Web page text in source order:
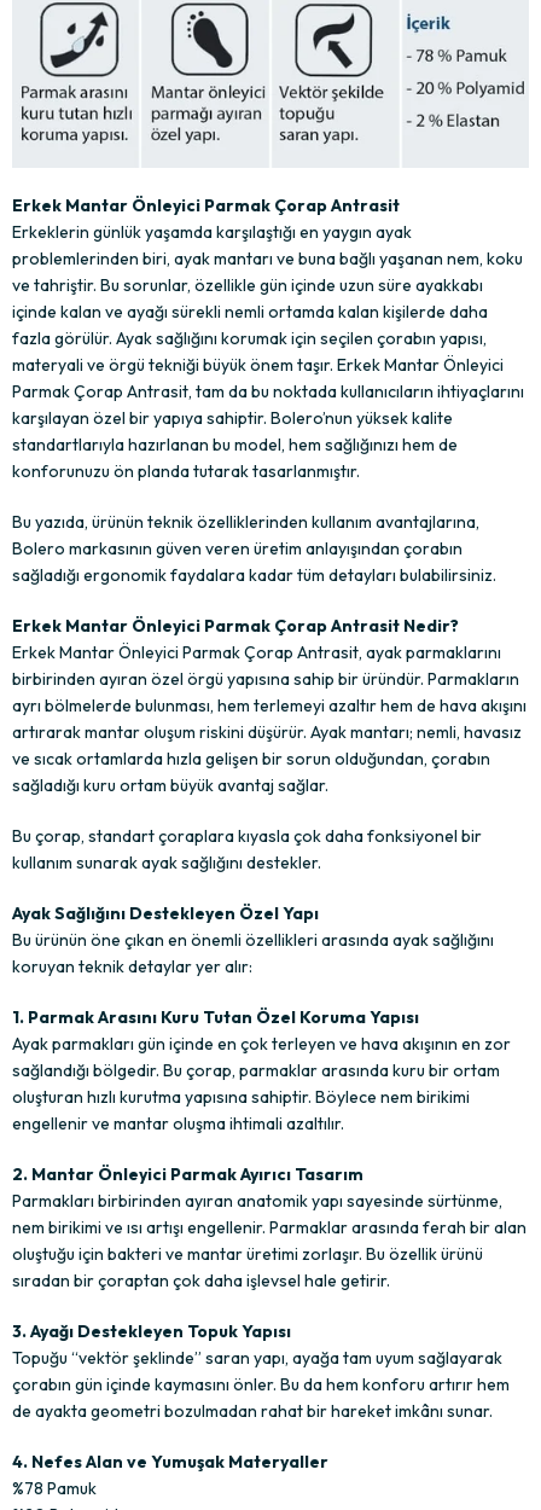
Erkek Mantar Önleyici Parmak Çorap Antrasit
Erkeklerin günlük yaşamda karşılaştığı en yaygın ayak
problemlerinden biri, ayak mantarı ve buna bağlı yaşanan nem, koku
ve tahriştir. Bu sorunlar, özellikle gün içinde uzun süre ayakkabı
içinde kalan ve ayağı sürekli nemli ortamda kalan kişilerde daha
fazla görülür. Ayak sağlığını korumak için seçilen çorabın yapısı,
materyali ve örgü tekniği büyük önem taşır. Erkek Mantar Önleyici
Parmak Çorap Antrasit, tam da bu noktada kullanıcıların ihtiyaçlarını
karşılayan özel bir yapıya sahiptir. Bolero’nun yüksek kalite
standartlarıyla hazırlanan bu model, hem sağlığınızı hem de
konforunuzu ön planda tutarak tasarlanmıştır.
Bu yazıda, ürünün teknik özelliklerinden kullanım avantajlarına,
Bolero markasının güven veren üretim anlayışından çorabın
sağladığı ergonomik faydalara kadar tüm detayları bulabilirsiniz.
Erkek Mantar Önleyici Parmak Çorap Antrasit Nedir?
Erkek Mantar Önleyici Parmak Çorap Antrasit, ayak parmaklarını
birbirinden ayıran özel örgü yapısına sahip bir üründür. Parmakların
ayrı bölmelerde bulunması, hem terlemeyi azaltır hem de hava akışını
artırarak mantar oluşum riskini düşürür. Ayak mantarı; nemli, havasız
ve sıcak ortamlarda hızla gelişen bir sorun olduğundan, çorabın
sağladığı kuru ortam büyük avantaj sağlar.
Bu çorap, standart çoraplara kıyasla çok daha fonksiyonel bir
kullanım sunarak ayak sağlığını destekler.
Ayak Sağlığını Destekleyen Özel Yapı
Bu ürünün öne çıkan en önemli özellikleri arasında ayak sağlığını
koruyan teknik detaylar yer alır:
1. Parmak Arasını Kuru Tutan Özel Koruma Yapısı
Ayak parmakları gün içinde en çok terleyen ve hava akışının en zor
sağlandığı bölgedir. Bu çorap, parmaklar arasında kuru bir ortam
oluşturan hızlı kurutma yapısına sahiptir. Böylece nem birikimi
engellenir ve mantar oluşma ihtimali azaltılır.
2. Mantar Önleyici Parmak Ayırıcı Tasarım
Parmakları birbirinden ayıran anatomik yapı sayesinde sürtünme,
nem birikimi ve ısı artışı engellenir. Parmaklar arasında ferah bir alan
oluştuğu için bakteri ve mantar üretimi zorlaşır. Bu özellik ürünü
sıradan bir çoraptan çok daha işlevsel hale getirir.
3. Ayağı Destekleyen Topuk Yapısı
Topuğu “vektör şeklinde” saran yapı, ayağa tam uyum sağlayarak
çorabın gün içinde kaymasını önler. Bu da hem konforu artırır hem
de ayakta geometri bozulmadan rahat bir hareket imkânı sunar.
4. Nefes Alan ve Yumuşak Materyaller
%78 Pamuk